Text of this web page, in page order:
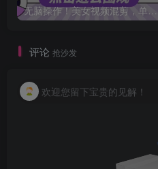
无脑操作！美女视频混剪，单号音乐任务轻松日入3张+
评论 抢沙发
欢迎您留下宝贵的见解！